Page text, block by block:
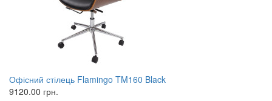
Офісний стілець Flamingo TM160 Black
9120.00 грн.